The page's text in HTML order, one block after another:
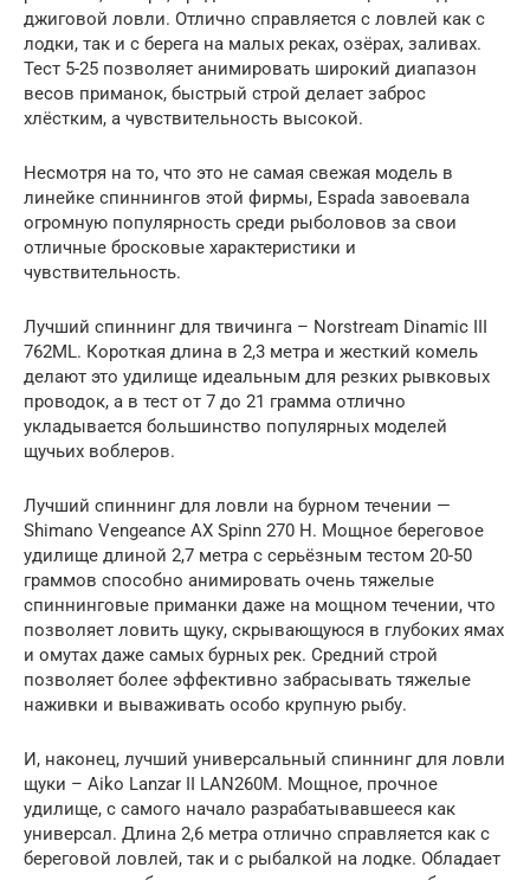
джиговой ловли. Отлично справляется с ловлей как с
лодки, так и с берега на малых реках, озёрах, заливах.
Тест 5-25 позволяет анимировать широкий диапазон
весов приманок, быстрый строй делает заброс
хлёстким, а чувствительность высокой.
Несмотря на то, что это не самая свежая модель в
линейке спиннингов этой фирмы, Espada завоевала
огромную популярность среди рыболовов за свои
отличные бросковые характеристики и
чувствительность.
Лучший спиннинг для твичинга – Norstream Dinamic III
762ML. Короткая длина в 2,3 метра и жесткий комель
делают это удилище идеальным для резких рывковых
проводок, а в тест от 7 до 21 грамма отлично
укладывается большинство популярных моделей
щучьих воблеров.
Лучший спиннинг для ловли на бурном течении —
Shimano Vengeance AX Spinn 270 H. Мощное береговое
удилище длиной 2,7 метра с серьёзным тестом 20-50
граммов способно анимировать очень тяжелые
спиннинговые приманки даже на мощном течении, что
позволяет ловить щуку, скрывающуюся в глубоких ямах
и омутах даже самых бурных рек. Средний строй
позволяет более эффективно забрасывать тяжелые
наживки и вываживать особо крупную рыбу.
И, наконец, лучший универсальный спиннинг для ловли
щуки – Aiko Lanzar II LAN260M. Мощное, прочное
удилище, с самого начало разрабатывавшееся как
универсал. Длина 2,6 метра отлично справляется как с
береговой ловлей, так и с рыбалкой на лодке. Обладает